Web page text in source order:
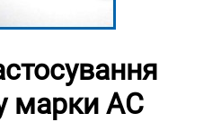
марки АС